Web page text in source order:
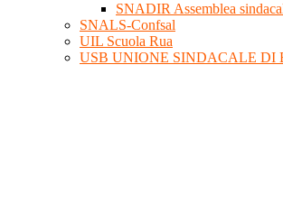
SNADIR Assemblea
SNALS-Confsal
UIL Scuola Rua
USB UNIONE SINDACALE DI